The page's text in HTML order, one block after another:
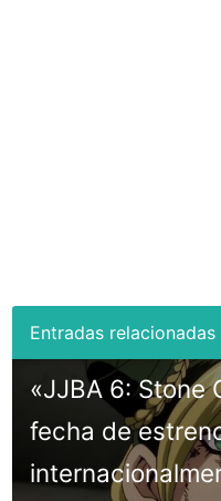
«JJBA 6: Stone
fecha de